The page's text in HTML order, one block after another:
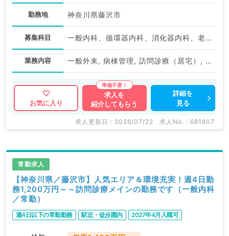
勤務地 神奈川県藤沢市
募集科目 一般内科、循環器内科、消化器内科、老年内科、外科系全般、一般外科
業務内容 一般外来, 病棟管理, 訪問診療（居宅）, 訪問診療（居宅）
お気に入り
求人を
紹介してもらう
詳細を
見る
求人更新日 : 2026/07/22 求人No. : 681807
常勤求人
【神奈川県／藤沢市】人気エリア＆環境充実！週4日勤
務1,200万円～～訪問診療メインの勤務です（一般内科
／常勤）
週4日以下の常勤勤務 駅近・徒歩圏内 2027年4月入職可